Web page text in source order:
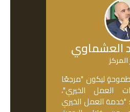
العشماوي
طموحةٍ ليكون "مرجعًا
العمل الخيري"،
"خدمة العمل الخيري